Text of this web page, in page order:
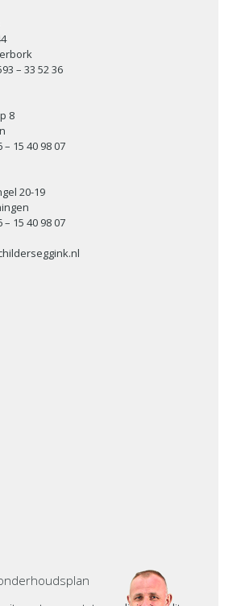
– 33 52 36
8
– 15 40 98 07
20-19
– 15 40 98 07